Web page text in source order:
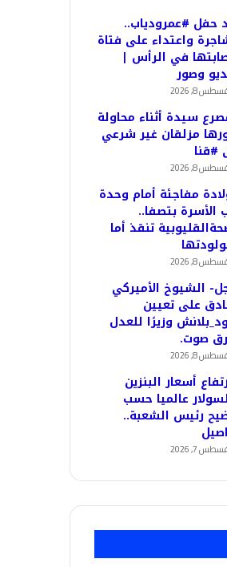
حفل #عمرودياب..
واعتداء على فتاة
في الرأس |
وصور
8, 2026
سيدة أثناء محاولة
مزلقان غير شرعي
#قنا
8, 2026
مفاجئة أمام وحدة
بتصفا..
تنقذ أما
8, 2026
الشيوخ الأميركي
على تعيين
وزيرًا للعدل
صوت.
8, 2026
أسعار البنزين
عالميا حسب
رئيس الشعبة..
7, 2026